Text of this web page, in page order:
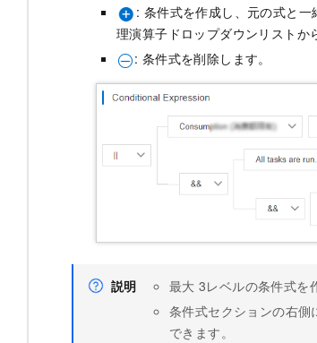
: 条件式を作成し、元の式と
理演算子ドロップダウンリストか
: 条件式を削除します。
説明 最大 3レベルの条件式を
条件式セクションの右側
できます。